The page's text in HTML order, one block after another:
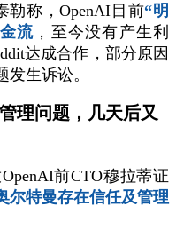
勒称，OpenAI目前“明
流 ，至今没有产生利
达成合作，部分原因
生诉讼。
理问题，几天后又
前CTO穆拉蒂证
尔特曼存在信任及管理